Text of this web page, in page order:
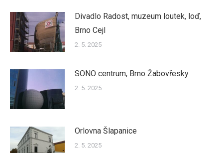
Divadlo Radost, muzeum loutek, loď,
Brno Cejl
2. 5. 2025
SONO centrum, Brno Žabovřesky
2. 5. 2025
Orlovna Šlapanice
2. 5. 2025